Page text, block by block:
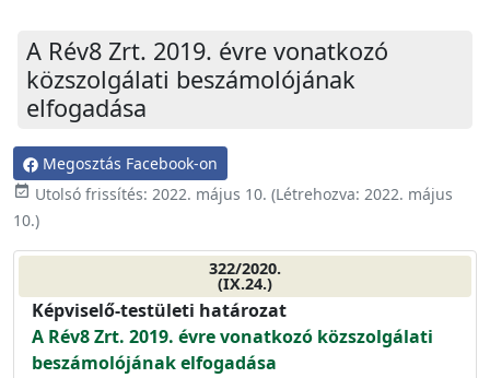
A Rév8 Zrt. 2019. évre vonatkozó
közszolgálati beszámolójának
elfogadása
Megosztás Facebook-on
event_available Utolsó frissítés: 2022. május 10. (Létrehozva: 2022. május
10.)
322/2020.
(IX.24.)
Képviselő-testületi határozat
A Rév8 Zrt. 2019. évre vonatkozó közszolgálati
beszámolójának elfogadása